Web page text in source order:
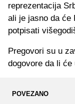
reprezentacija
ali je jasno da će
potpisati
Pregovori su u
dogovore da li
POVEZANO